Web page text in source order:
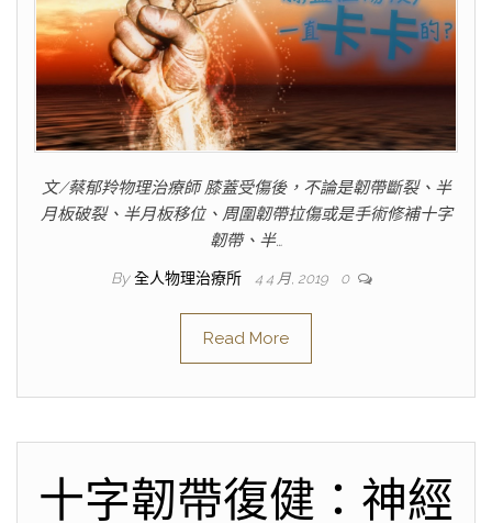
文/蔡郁羚物理治療師 膝蓋受傷後，不論是韌帶斷裂、半
月板破裂、半月板移位、周圍韌帶拉傷或是手術修補十字
韌帶、半…
By 全人物理治療所 4 4 月, 2019 0
Read More
十字韌帶復健：神經